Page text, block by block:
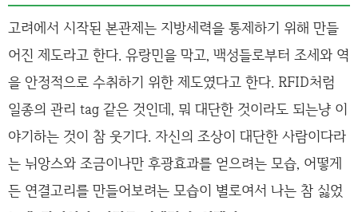
고려에서 시작된 본관제는 지방세력을 통제하기 위해 만들
어진 제도라고 한다. 유랑민을 막고, 백성들로부터 조세와 역
을 안정적으로 수취하기 위한 제도였다고 한다. RFID처럼
일종의 관리 tag 같은 것인데, 뭐 대단한 것이라도 되는냥 이
야기하는 것이 참 웃기다. 자신의 조상이 대단한 사람이다라
는 뉘앙스와 조금이나만 후광효과를 얻으려는 모습, 어떻게
든 연결고리를 만들어보려는 모습이 별로여서 나는 참 싫었